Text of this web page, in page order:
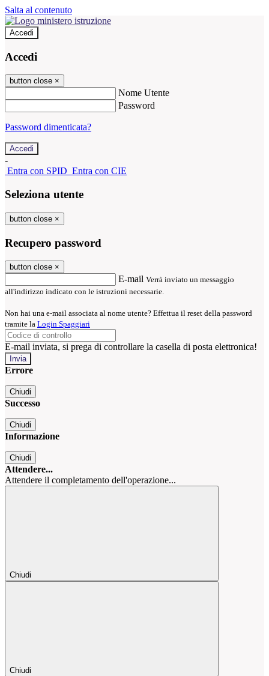
Salta al contenuto
Accedi
Accedi
button close ×
Nome Utente
Password
Password dimenticata?
-
Entra con SPID Entra con CIE
Seleziona utente
button close ×
Recupero password
button close ×
E-mail Verrà inviato un messaggio
all'indirizzo indicato con le istruzioni necessarie.
Non hai una e-mail associata al nome utente? Effettua il reset della password
tramite la Login Spaggiari
E-mail inviata, si prega di controllare la casella di posta elettronica!
Errore
Chiudi
Successo
Chiudi
Informazione
Chiudi
Attendere...
Attendere il completamento dell'operazione...
Chiudi
Chiudi